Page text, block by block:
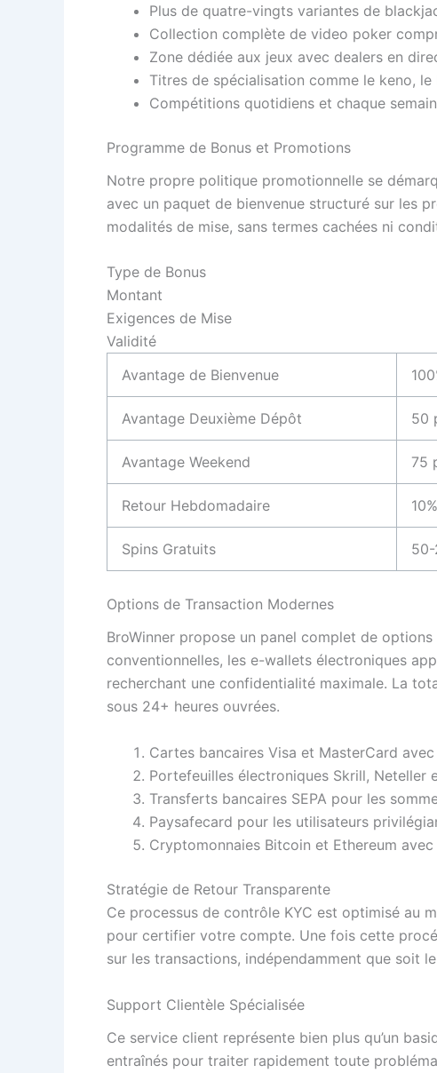
Plus de quatre-vingts variantes de
Collection complète de video poker
Zone dédiée aux jeux avec dealers en
Titres de spécialisation comme le keno,
Compétitions quotidiens et chaque
Programme de Bonus et Promotions
Notre propre politique promotionnelle se
avec un paquet de bienvenue structuré sur les
modalités de mise, sans termes cachées ni
Type de Bonus
Montant
Exigences de Mise
Validité
Avantage de Bienvenue
Avantage Deuxième Dépôt 50
Avantage Weekend 75
Retour Hebdomadaire
Spins Gratuits
Options de Transaction Modernes
BroWinner propose un panel complet de
conventionnelles, les e-wallets électroniques
recherchant une confidentialité maximale. La
sous 24+ heures ouvrées.
Cartes bancaires Visa et MasterCard
Portefeuilles électroniques Skrill, Neteller
Transferts bancaires SEPA pour les
Paysafecard pour les utilisateurs
Cryptomonnaies Bitcoin et Ethereum
Stratégie de Retour Transparente
Ce processus de contrôle KYC est optimisé au
pour certifier votre compte. Une fois cette
sur les transactions, indépendamment que soit
Support Clientèle Spécialisée
Ce service client représente bien plus qu’un
entraînés pour traiter rapidement toute